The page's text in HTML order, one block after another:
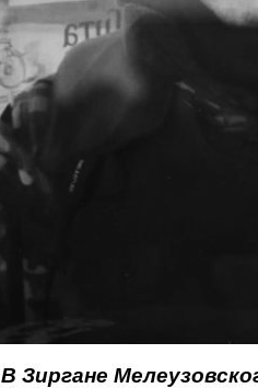
В Зиргане